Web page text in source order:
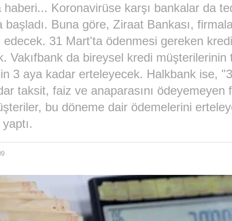
haberi... Koronavirüse karşı bankalar da
başladı. Buna göre, Ziraat Bankası,
edecek. 31 Mart'ta ödenmesi gereken
Vakıfbank da bireysel kredi müşterilerinin
3 aya kadar erteleyecek. Halkbank ise,
taksit, faiz ve anaparasını ödeyemeyen
bu döneme dair ödemelerini